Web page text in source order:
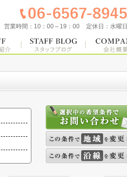
営業時間： 10：00～19：00 定休日： 水曜日